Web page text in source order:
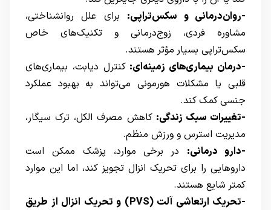
-روان‌درمانی و سکس‌تراپی: برای علل روانشناختی،
مشاوره فردی، زوج‌درمانی و تکنیک‌های خاص
سکس‌تراپی بسیار مؤثر هستند.
-درمان بیماری‌های زمینه‌ای: کنترل دیابت، بیماری‌های
قلبی یا مشکلات هورمونی می‌تواند به بهبود عملکرد
جنسی کمک کند.
-تغییرات سبک زندگی: کاهش مصرف الکل، ترک سیگار،
مدیریت استرس و ورزش منظم.
-دارو درمانی: در برخی موارد، پزشک ممکن است
داروهایی را برای تحریک انزال تجویز کند، اما این موارد
کمتر شایع هستند.
-تحریک ارتعاشی آلت (PVS) و تحریک انزال از طریق